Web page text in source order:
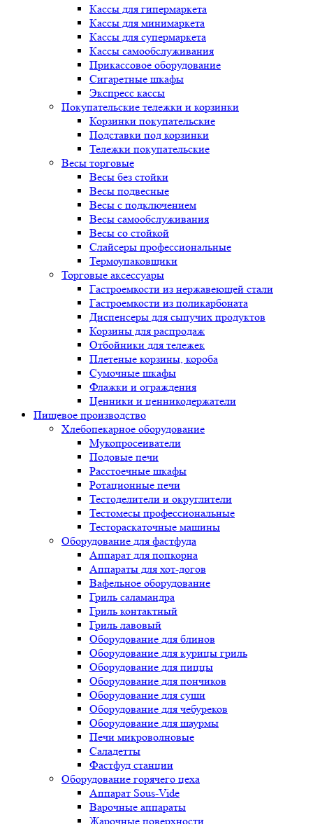
Кассы для гипермаркета
Кассы для минимаркета
Кассы для супермаркета
Кассы самообслуживания
Прикассовое оборудование
Сигаретные шкафы
Экспресс кассы
Покупательские тележки и корзинки
Корзинки покупательские
Подставки под корзинки
Тележки покупательские
Весы торговые
Весы без стойки
Весы подвесные
Весы с подключением
Весы самообслуживания
Весы со стойкой
Слайсеры профессиональные
Термоупаковщики
Торговые аксессуары
Гастроемкости из нержавеющей стали
Гастроемкости из поликарбоната
Диспенсеры для сыпучих продуктов
Корзины для распродаж
Отбойники для тележек
Плетеные корзины, короба
Сумочные шкафы
Флажки и ограждения
Ценники и ценникодержатели
Пищевое производство
Хлебопекарное оборудование
Мукопросеиватели
Подовые печи
Расстоечные шкафы
Ротационные печи
Тестоделители и округлители
Тестомесы профессиональные
Тестораскаточные машины
Оборудование для фастфуда
Аппарат для попкорна
Аппараты для хот-догов
Вафельное оборудование
Гриль саламандра
Гриль контактный
Гриль лавовый
Оборудование для блинов
Оборудование для курицы гриль
Оборудование для пиццы
Оборудование для пончиков
Оборудование для суши
Оборудование для чебуреков
Оборудование для шаурмы
Печи микроволновые
Саладетты
Фастфуд станции
Оборудование горячего цеха
Аппарат Sous-Vide
Варочные аппараты
Жарочные поверхности